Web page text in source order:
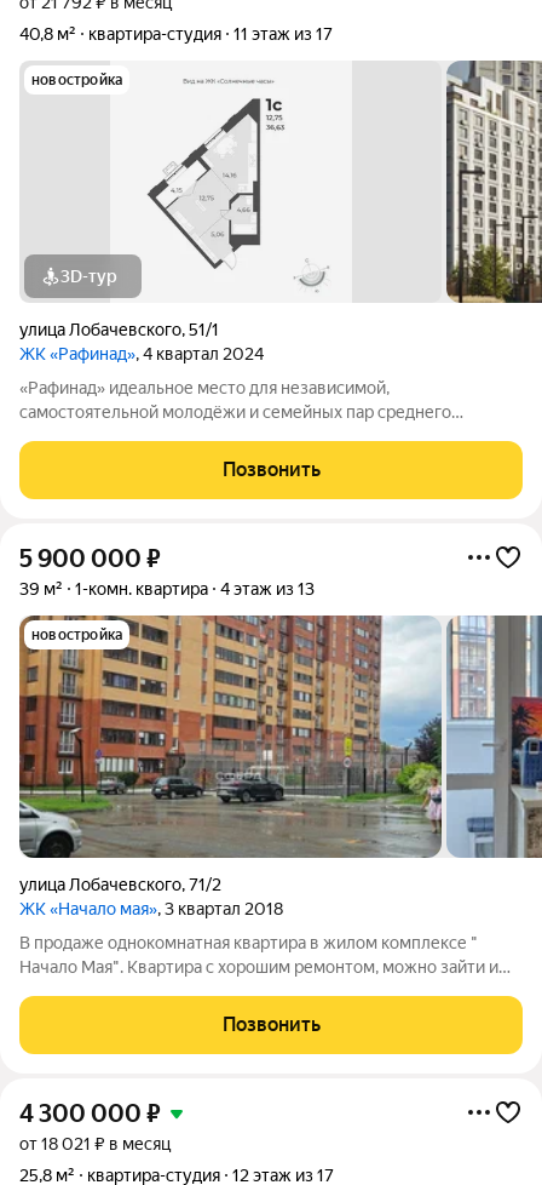
40,8 м²
квартира-студия 11 этаж из 17
новостройка
3D-тур
улица Лобачевского,51/1
ЖК «Рафинад», 4 квартал 2024
«Рафинад» идеальное место для независимой,
самостоятельной молодёжи и семейных пар среднего
ценящим экологию людям. Проект «Рафинад» создан для
современных людей, мечтающих жить на малом удалении
Позвонить
5 900 000 ₽
39 м² 1-комн. квартира 4 этаж из 13
новостройка
улица Лобачевского,71/2
ЖК «Начало мая», 3 квартал 2018
В продаже однокомнатная квартира в жилом комплексе "
Начало Мая". Квартира с хорошим ремонтом, можно зайти и
кухни. Есть гардеробная. В квартире остаётся мебель.
Недалеко от дома озеро -
Позвонить
4 300 000 ₽
от 18 021 ₽ в месяц
25,8 м²
квартира-студия 12 этаж из 17